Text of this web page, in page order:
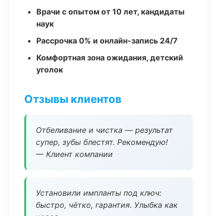
Врачи с опытом от 10 лет, кандидаты
наук
Рассрочка 0% и онлайн-запись 24/7
Комфортная зона ожидания, детский
уголок
Отзывы клиентов
Отбеливание и чистка — результат
супер, зубы блестят. Рекомендую!
— Клиент компании
Установили импланты под ключ:
быстро, чётко, гарантия. Улыбка как